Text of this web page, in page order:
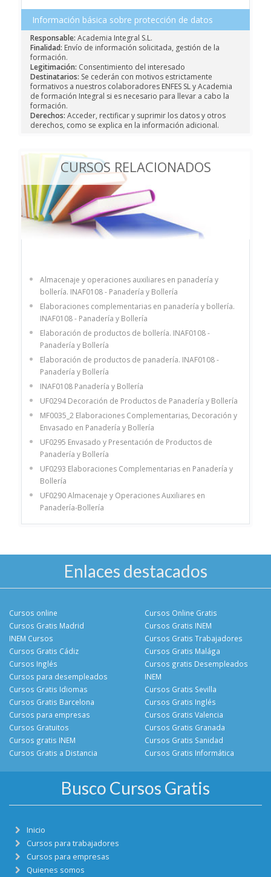
Información básica sobre protección de datos
Responsable: Academia Integral S.L.
Finalidad: Envío de información solicitada, gestión de la
formación.
Legitimación: Consentimiento del interesado
Destinatarios: Se cederán con motivos estrictamente
formativos a nuestros colaboradores ENFES SL y Academia
de formación Integral si es necesario para llevar a cabo la
formación.
Derechos: Acceder, rectificar y suprimir los datos y otros
derechos, como se explica en la información adicional.
CURSOS RELACIONADOS
Almacenaje y operaciones auxiliares en panadería y
bollería. INAF0108 - Panadería y Bollería
Elaboraciones complementarias en panadería y bollería.
INAF0108 - Panadería y Bollería
Elaboración de productos de bollería. INAF0108 -
Panadería y Bollería
Elaboración de productos de panadería. INAF0108 -
Panadería y Bollería
INAF0108 Panadería y Bollería
UF0294 Decoración de Productos de Panadería y Bollería
MF0035_2 Elaboraciones Complementarias, Decoración y
Envasado en Panadería y Bollería
UF0295 Envasado y Presentación de Productos de
Panadería y Bollería
UF0293 Elaboraciones Complementarias en Panadería y
Bollería
UF0290 Almacenaje y Operaciones Auxiliares en
Panadería-Bollería
Enlaces destacados
Cursos online
Cursos Gratis Madrid
INEM Cursos
Cursos Gratis Cádiz
Cursos Online Gratis
Cursos Gratis INEM
Cursos Gratis Trabajadores
Cursos Gratis Malága
Cursos Inglés
Cursos para desempleados
Cursos Gratis Idiomas
Cursos Gratis Barcelona
Cursos gratis Desempleados
INEM
Cursos Gratis Sevilla
Cursos Gratis Inglés
Cursos para empresas
Cursos Gratuitos
Cursos gratis INEM
Cursos Gratis a Distancia
Cursos Gratis Valencia
Cursos Gratis Granada
Cursos Gratis Sanidad
Cursos Gratis Informática
Busco Cursos Gratis
Inicio
Cursos para trabajadores
Cursos para empresas
Quienes somos